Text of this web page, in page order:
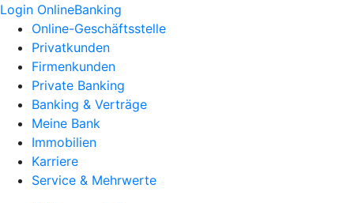
Login OnlineBanking
Online-Geschäftsstelle
Privatkunden
Firmenkunden
Private Banking
Banking & Verträge
Meine Bank
Immobilien
Karriere
Service & Mehrwerte